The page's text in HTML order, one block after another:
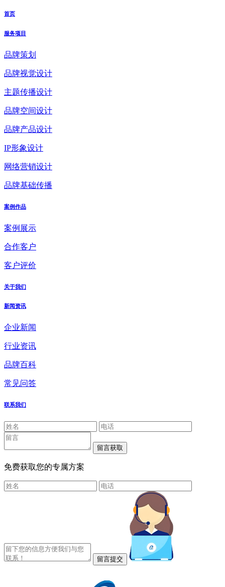
首页
服务项目
品牌策划
品牌视觉设计
主题传播设计
品牌空间设计
品牌产品设计
IP形象设计
网络营销设计
品牌基础传播
案例作品
案例展示
合作客户
客户评价
关于我们
新闻资讯
企业新闻
行业资讯
品牌百科
常见问答
联系我们
免费获取您的专属方案